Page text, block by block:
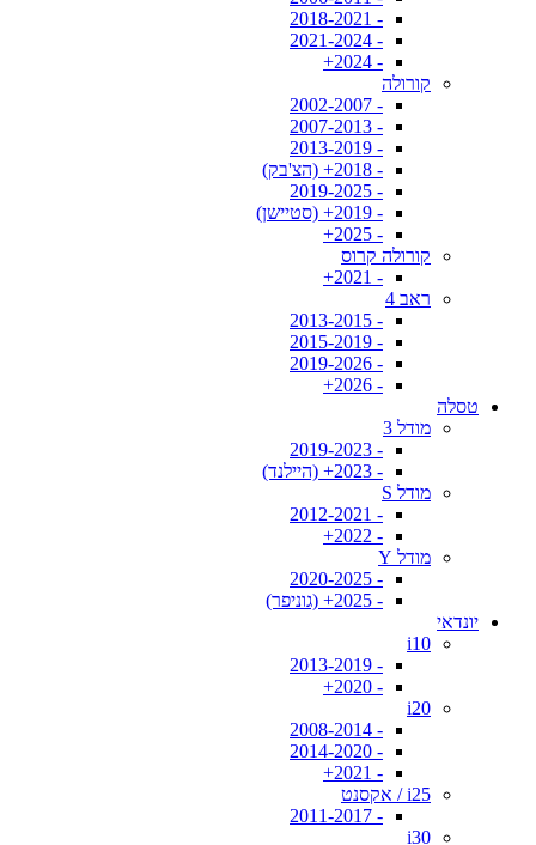
- 2018-2021
- 2021-2024
- 2024+
קורולה
- 2002-2007
- 2007-2013
- 2013-2019
- 2018+ (הצ'בק)
- 2019-2025
- 2019+ (סטיישן)
- 2025+
קורולה קרוס
- 2021+
ראב 4
- 2013-2015
- 2015-2019
- 2019-2026
- 2026+
טסלה
מודל 3
- 2019-2023
- 2023+ (היילנד)
מודל S
- 2012-2021
- 2022+
מודל Y
- 2020-2025
- 2025+ (גוניפר)
יונדאי
i10
- 2013-2019
- 2020+
i20
- 2008-2014
- 2014-2020
- 2021+
i25 / אקסנט
- 2011-2017
i30